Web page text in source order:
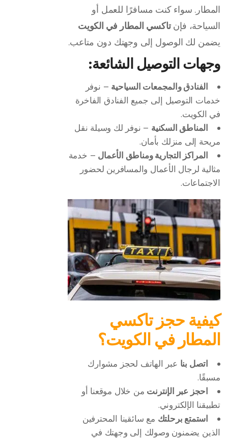
المطار. سواء كنت مسافرًا للعمل أو
السياحة، فإنتاكسي المطار في الكويت
يضمن لك الوصول إلى وجهتك دون متاعب.
وجهات التوصيل الشائعة:
الفنادق والمجمعات السياحية – نوفر
خدمات التوصيل إلى جميع الفنادق الفاخرة
في الكويت.
المناطق السكنية – نوفر لك وسيلة نقل
مريحة إلى منزلك بأمان.
المراكز التجارية ومناطق الأعمال – خدمة
مثالية لرجال الأعمال والمسافرين لحضور
الاجتماعات.
كيفية حجز تاكسي
المطار في الكويت؟
اتصل بنا عبر الهاتف لحجز مشوارك
مسبقًا.
احجز عبر الإنترنت من خلال موقعنا أو
تطبيقنا الإلكتروني.
استمتع برحلتك مع سائقينا المحترفين
الذين يضمنون وصولك إلى وجهتك في